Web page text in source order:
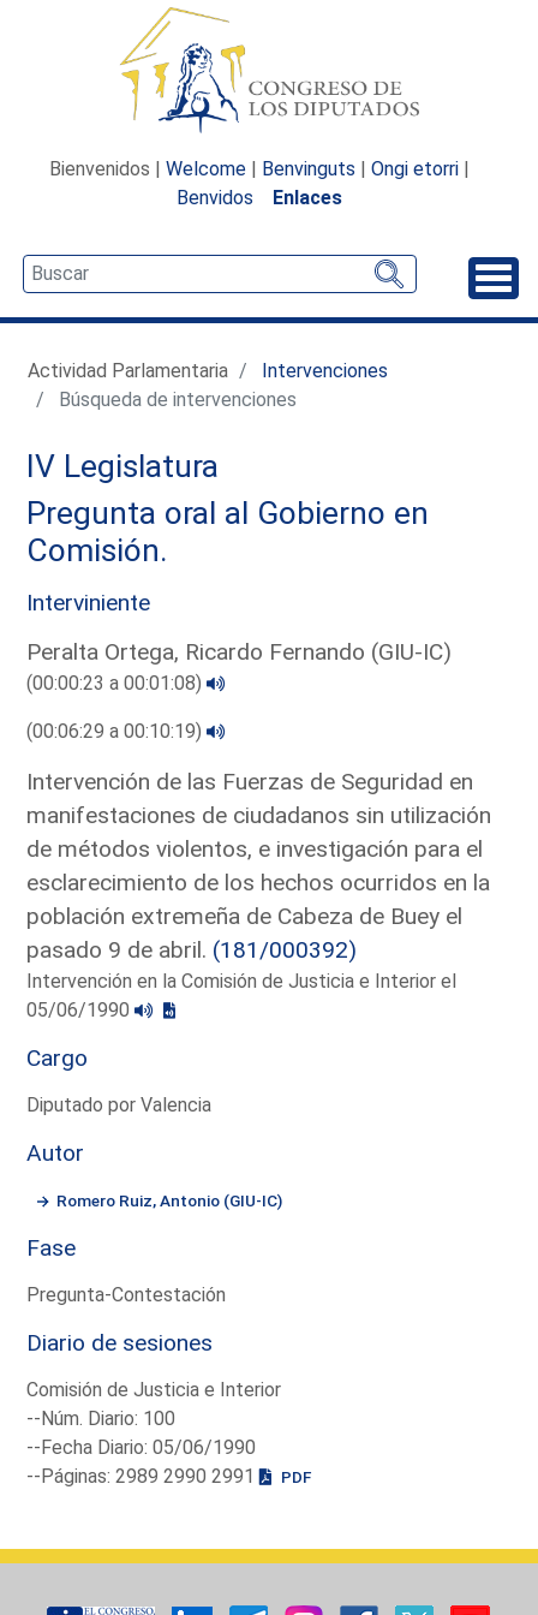
Bienvenidos | Welcome | Benvinguts | Ongi etorri |
Benvidos
Enlaces
Actividad Parlamentaria
Intervenciones
Búsqueda de intervenciones
IV Legislatura
Pregunta oral al Gobierno en
Comisión.
Interviniente
Peralta Ortega, Ricardo Fernando (GIU-IC)
(00:00:23 a 00:01:08)
(00:06:29 a 00:10:19)
Intervención de las Fuerzas de Seguridad en
manifestaciones de ciudadanos sin utilización
de métodos violentos, e investigación para el
esclarecimiento de los hechos ocurridos en la
población extremeña de Cabeza de Buey el
pasado 9 de abril. (181/000392)
Intervención en la Comisión de Justicia e Interior el
05/06/1990
Cargo
Diputado por Valencia
Autor
Romero Ruiz, Antonio (GIU-IC)
Fase
Pregunta-Contestación
Diario de sesiones
Comisión de Justicia e Interior
--Núm. Diario: 100
--Fecha Diario: 05/06/1990
--Páginas: 2989 2990 2991
PDF